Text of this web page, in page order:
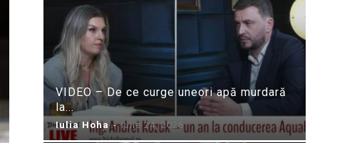
VIDEO – De ce curge uneori apă murdară
la...
Iulia Hoha - iulie 24, 2026